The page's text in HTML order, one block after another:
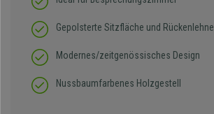
Gepolsterte Sitzfläche und Rückenlehne
Modernes/zeitgenössisches Design
Nussbaumfarbenes Holzgestell